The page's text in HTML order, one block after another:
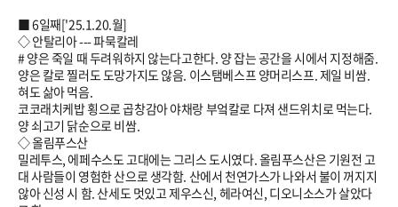
■ 6일째['25.1.20.월]
◇ 안탈리아 --- 파묵칼레
# 양은 죽일 때 두려워하지 않는다고한다. 양 잡는 공간을 시에서 지정해줌.
양은 칼로 찔러도 도망가지도 않음. 이스탬베스프 양머리스프. 제일 비쌈.
혀도 삶아 먹음.
코코래치케밥 횡으로 곱창감아 야채랑 부엌칼로 다져 샌드위치로 먹는다.
양 쇠고기 닭순으로 비쌈.
◇ 올림푸스산
밀레투스, 에페수스도 고대에는 그리스 도시였다. 올림푸스산은 기원전 고
대 사람들이 영험한 산으로 생각함. 산에서 천연가스가 나와서 불이 꺼지지
않아 신성 시 함. 산세도 멋있고 제우스신, 헤라여신, 디오니소스가 살았다